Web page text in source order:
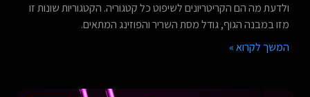
ולדעת מה הם הקריטריונים לשיפוט כל קטגוריה. הקטגוריות שונות זו
מזו במבנה הגוף, גודל מסת השריר והפוזינג המתאים.
המשך לקרוא »